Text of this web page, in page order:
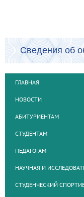
Сведения об
ГЛАВНАЯ
НОВОСТИ
АБИТУРИЕНТАМ
СТУДЕНТАМ
ПЕДАГОГАМ
НАУЧНАЯ И
СТУДЕНЧЕСКИЙ